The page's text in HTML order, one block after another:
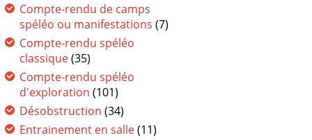
Compte-rendu de camps
spéléo ou manifestations (7)
Compte-rendu spéléo
classique(35)
Compte-rendu spéléo
d'exploration (101)
Désobstruction (34)
Entrainement en salle(11)